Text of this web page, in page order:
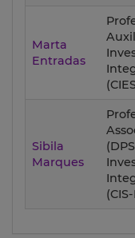
Marta
Entradas
Sibila
Marques